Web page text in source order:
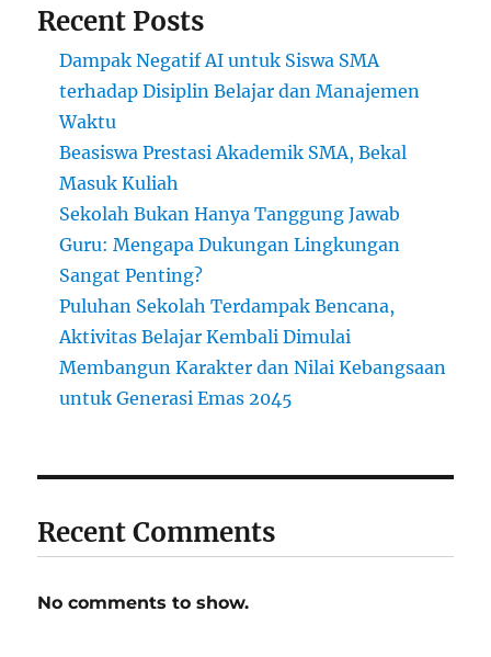
Recent Posts
Dampak Negatif AI untuk Siswa SMA
terhadap Disiplin Belajar dan Manajemen
Waktu
Beasiswa Prestasi Akademik SMA, Bekal
Masuk Kuliah
Sekolah Bukan Hanya Tanggung Jawab
Guru: Mengapa Dukungan Lingkungan
Sangat Penting?
Puluhan Sekolah Terdampak Bencana,
Aktivitas Belajar Kembali Dimulai
Membangun Karakter dan Nilai Kebangsaan
untuk Generasi Emas 2045
Recent Comments
No comments to show.